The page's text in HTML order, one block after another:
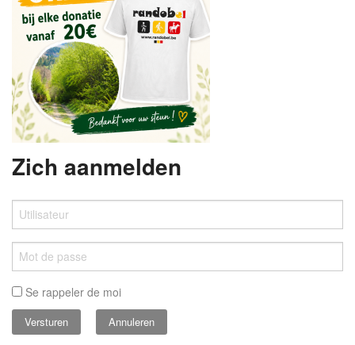
ZICH AANMELDEN
GRATIS REGISTRATIE
WACHTWOORD VERGETEN
Zich aanmelden
Se rappeler de moi
Annuleren